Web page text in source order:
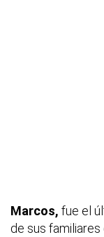
Marcos, fue el
de sus